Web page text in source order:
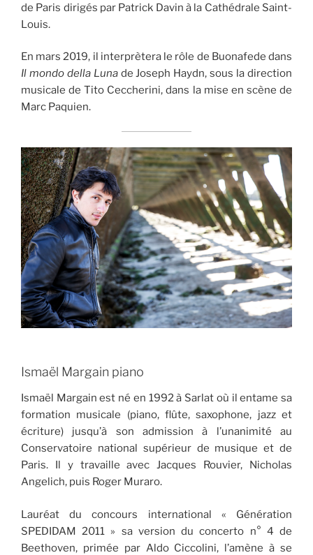
de Paris dirigés par Patrick Davin à la Cathédrale Saint-
Louis.
En mars 2019, il interprètera le rôle de Buonafede dans
Il mondo della Luna de Joseph Haydn, sous la direction
musicale de Tito Ceccherini, dans la mise en scène de
Marc Paquien.
Ismaël Margain piano
Ismaël Margain est né en 1992 à Sarlat où il entame sa
formation musicale (piano, flûte, saxophone, jazz et
écriture) jusqu’à son admission à l’unanimité au
Conservatoire national supérieur de musique et de
Paris. Il y travaille avec Jacques Rouvier, Nicholas
Angelich, puis Roger Muraro.
Lauréat du concours international « Génération
SPEDIDAM 2011 » sa version du concerto n° 4 de
Beethoven, primée par Aldo Ciccolini, l’amène à se